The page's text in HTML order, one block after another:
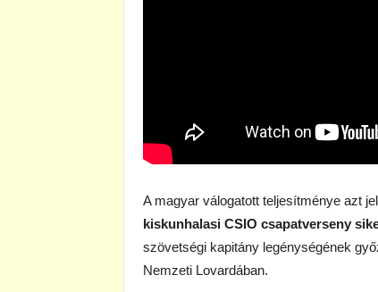
A magyar válogatott teljesítménye azt
kiskunhalasi CSIO csapatverseny
szövetségi kapitány legénységének
Nemzeti Lovardában.